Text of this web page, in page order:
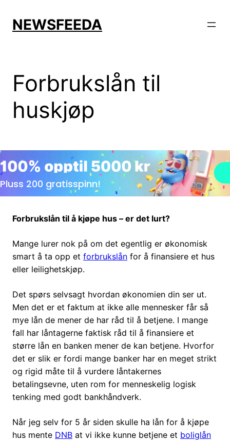
content
NEWSFEEDA
Forbrukslån til
huskjøp
Forbrukslån til å kjøpe hus – er det lurt?
Mange lurer nok på om det egentlig er økonomisk
smart å ta opp et forbrukslån for å finansiere et hus
eller leilighetskjøp.
Det spørs selvsagt hvordan økonomien din ser ut.
Men det er et faktum at ikke alle mennesker får så
mye lån de mener de har råd til å betjene. I mange
fall har låntagerne faktisk råd til å finansiere et
større lån en banken mener de kan betjene. Hvorfor
det er slik er fordi mange banker har en meget strikt
og rigid måte til å vurdere låntakernes
betalingsevne, uten rom for menneskelig logisk
tenking med godt bankhåndverk.
Når jeg selv for 5 år siden skulle ha lån for å kjøpe
hus mente DNB at vi ikke kunne betjene et boliglån